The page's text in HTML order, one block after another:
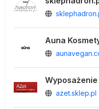
Auna
azet.sklep.pl